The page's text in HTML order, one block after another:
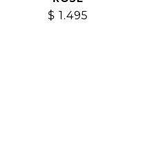
$ 1.495